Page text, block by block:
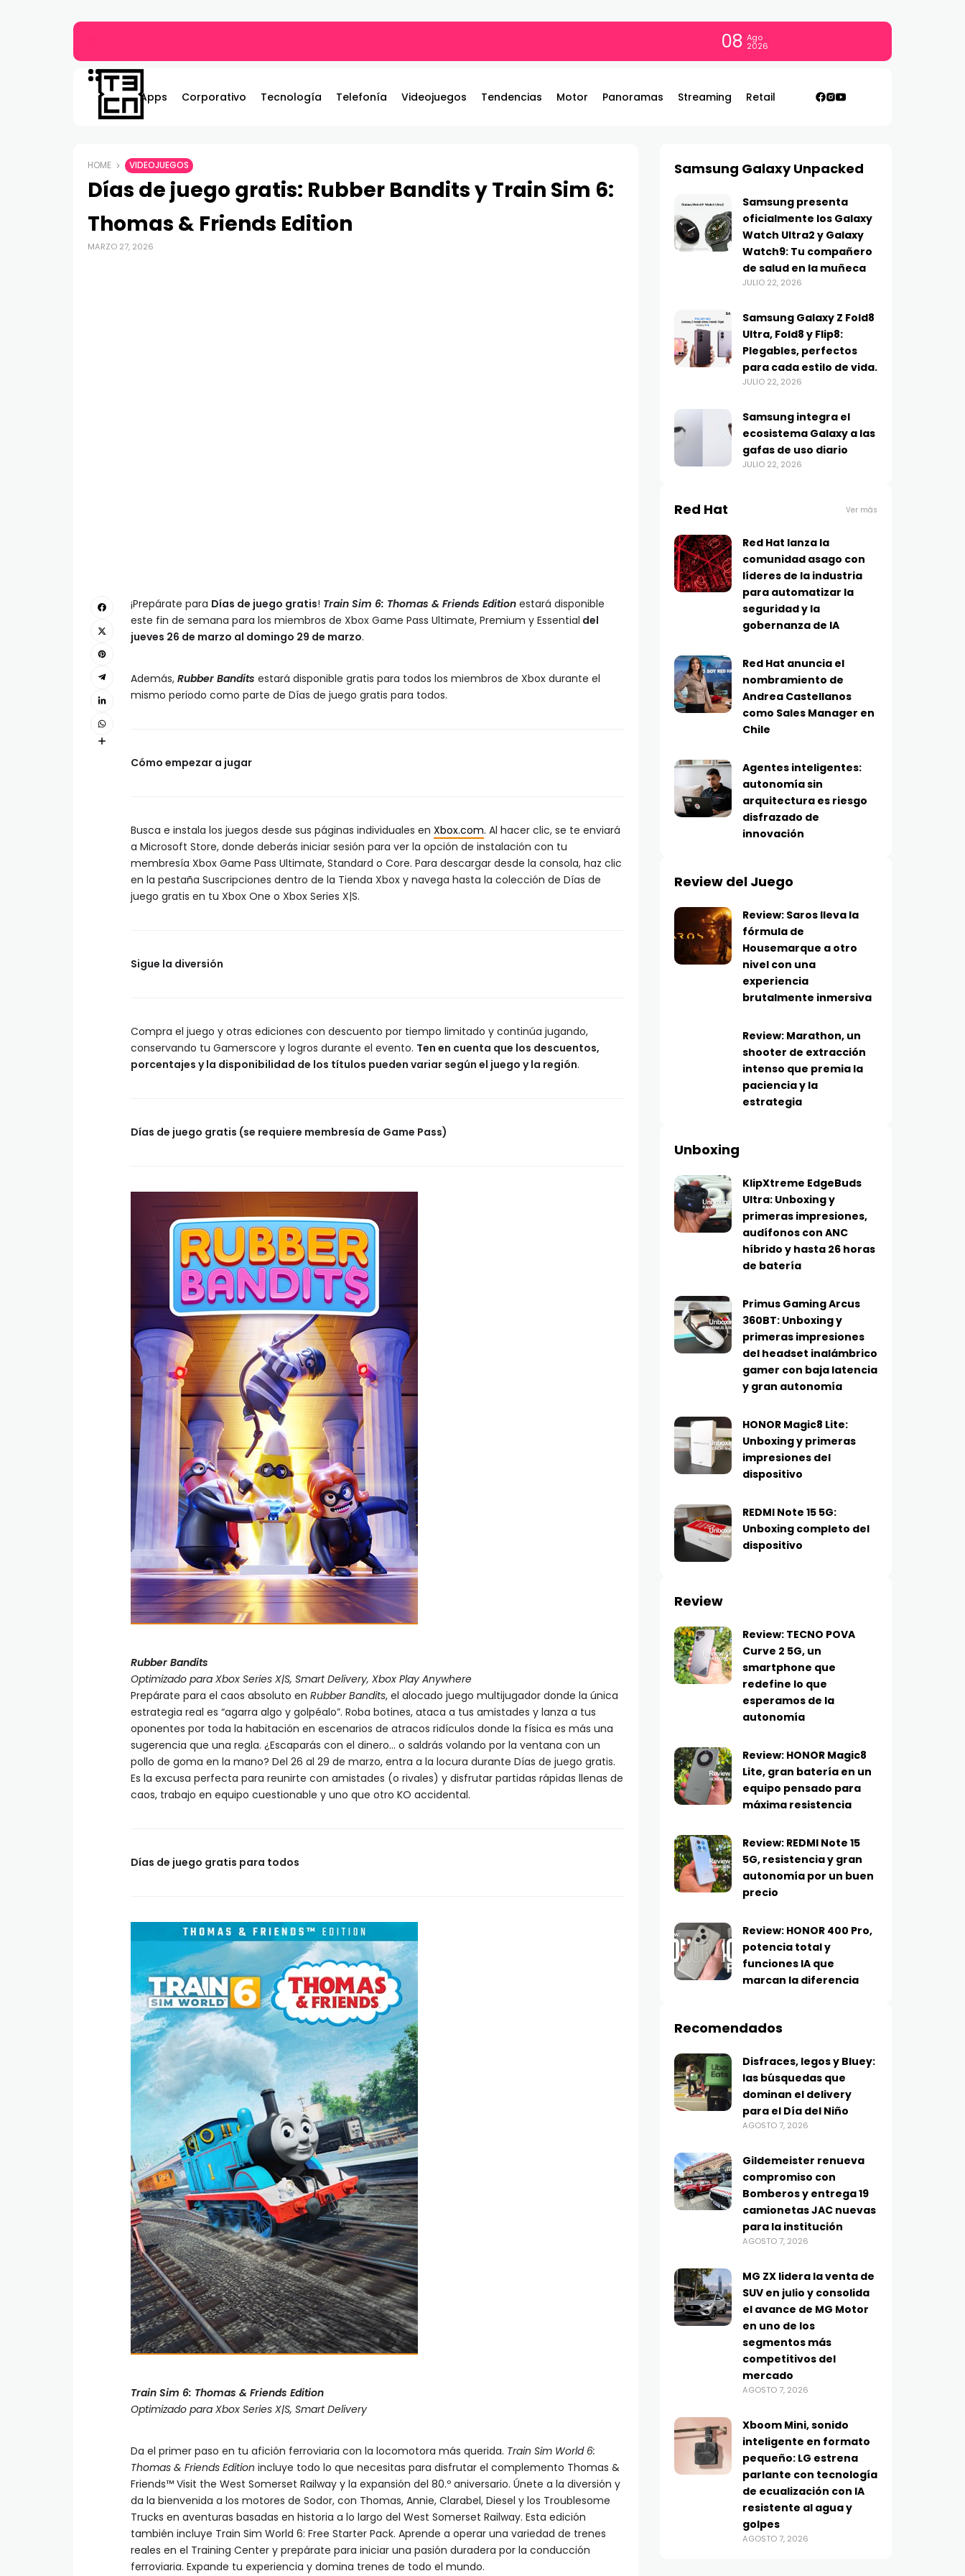
08 Ago
2026
Apps Corporativo Tecnología Telefonía Videojuegos Tendencias Motor Panoramas Streaming Retail
HOME VIDEOJUEGOS
Días de juego gratis: Rubber Bandits y Train Sim 6:
Thomas & Friends Edition
MARZO 27, 2026
¡Prepárate para Días de juego gratis! Train Sim 6: Thomas & Friends Edition estará disponible
este fin de semana para los miembros de Xbox Game Pass Ultimate, Premium y Essential del
jueves 26 de marzo al domingo 29 de marzo.
Además, Rubber Bandits estará disponible gratis para todos los miembros de Xbox durante el
mismo periodo como parte de Días de juego gratis para todos.
Cómo empezar a jugar
Busca e instala los juegos desde sus páginas individuales en Xbox.com. Al hacer clic, se te enviará
a Microsoft Store, donde deberás iniciar sesión para ver la opción de instalación con tu
membresía Xbox Game Pass Ultimate, Standard o Core. Para descargar desde la consola, haz clic
en la pestaña Suscripciones dentro de la Tienda Xbox y navega hasta la colección de Días de
juego gratis en tu Xbox One o Xbox Series X|S.
Sigue la diversión
Compra el juego y otras ediciones con descuento por tiempo limitado y continúa jugando,
conservando tu Gamerscore y logros durante el evento. Ten en cuenta que los descuentos,
porcentajes y la disponibilidad de los títulos pueden variar según el juego y la región.
Días de juego gratis (se requiere membresía de Game Pass)
Rubber Bandits
Optimizado para Xbox Series X|S, Smart Delivery, Xbox Play Anywhere
Prepárate para el caos absoluto en Rubber Bandits, el alocado juego multijugador donde la única
estrategia real es “agarra algo y golpéalo”. Roba botines, ataca a tus amistades y lanza a tus
oponentes por toda la habitación en escenarios de atracos ridículos donde la física es más una
sugerencia que una regla. ¿Escaparás con el dinero… o saldrás volando por la ventana con un
pollo de goma en la mano? Del 26 al 29 de marzo, entra a la locura durante Días de juego gratis.
Es la excusa perfecta para reunirte con amistades (o rivales) y disfrutar partidas rápidas llenas de
caos, trabajo en equipo cuestionable y uno que otro KO accidental.
Días de juego gratis para todos
Train Sim 6: Thomas & Friends Edition
Optimizado para Xbox Series X|S, Smart Delivery
Da el primer paso en tu afición ferroviaria con la locomotora más querida. Train Sim World 6:
Thomas & Friends Edition incluye todo lo que necesitas para disfrutar el complemento Thomas &
Friends™ Visit the West Somerset Railway y la expansión del 80.º aniversario. Únete a la diversión y
da la bienvenida a los motores de Sodor, con Thomas, Annie, Clarabel, Diesel y los Troublesome
Trucks en aventuras basadas en historia a lo largo del West Somerset Railway. Esta edición
también incluye Train Sim World 6: Free Starter Pack. Aprende a operar una variedad de trenes
reales en el Training Center y prepárate para iniciar una pasión duradera por la conducción
ferroviaria. Expande tu experiencia y domina trenes de todo el mundo.
Samsung Galaxy Unpacked
Samsung presenta
oficialmente los Galaxy
Watch Ultra2 y Galaxy
Watch9: Tu compañero
de salud en la muñeca
JULIO 22, 2026
Samsung Galaxy Z Fold8
Ultra, Fold8 y Flip8:
Plegables, perfectos
para cada estilo de vida.
JULIO 22, 2026
Samsung integra el
ecosistema Galaxy a las
gafas de uso diario
JULIO 22, 2026
Red Hat Ver más
Red Hat lanza la
comunidad asago con
líderes de la industria
para automatizar la
seguridad y la
gobernanza de IA
Red Hat anuncia el
nombramiento de
Andrea Castellanos
como Sales Manager en
Chile
Agentes inteligentes:
autonomía sin
arquitectura es riesgo
disfrazado de
innovación
Review del Juego
Review: Saros lleva la
fórmula de
Housemarque a otro
nivel con una
experiencia
brutalmente inmersiva
Review: Marathon, un
shooter de extracción
intenso que premia la
paciencia y la
estrategia
Unboxing
KlipXtreme EdgeBuds
Ultra: Unboxing y
primeras impresiones,
audífonos con ANC
híbrido y hasta 26 horas
de batería
Primus Gaming Arcus
360BT: Unboxing y
primeras impresiones
del headset inalámbrico
gamer con baja latencia
y gran autonomía
HONOR Magic8 Lite:
Unboxing y primeras
impresiones del
dispositivo
REDMI Note 15 5G:
Unboxing completo del
dispositivo
Review
Review: TECNO POVA
Curve 2 5G, un
smartphone que
redefine lo que
esperamos de la
autonomía
Review: HONOR Magic8
Lite, gran batería en un
equipo pensado para
máxima resistencia
Review: REDMI Note 15
5G, resistencia y gran
autonomía por un buen
precio
Review: HONOR 400 Pro,
potencia total y
funciones IA que
marcan la diferencia
Recomendados
Disfraces, legos y Bluey:
las búsquedas que
dominan el delivery
para el Día del Niño
AGOSTO 7, 2026
Gildemeister renueva
compromiso con
Bomberos y entrega 19
camionetas JAC nuevas
para la institución
AGOSTO 7, 2026
MG ZX lidera la venta de
SUV en julio y consolida
el avance de MG Motor
en uno de los
segmentos más
competitivos del
mercado
AGOSTO 7, 2026
Xboom Mini, sonido
inteligente en formato
pequeño: LG estrena
parlante con tecnología
de ecualización con IA
resistente al agua y
golpes
AGOSTO 7, 2026